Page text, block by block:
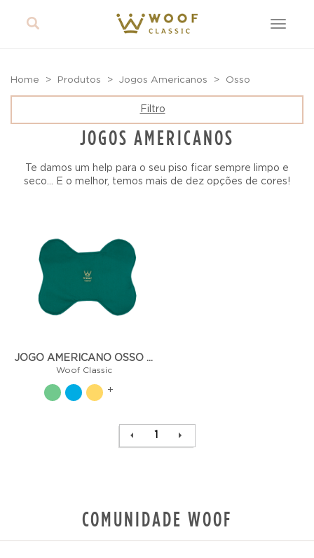
Toggle
Home Produtos Jogos Americanos Osso
Filtro
JOGOS AMERICANOS
Te damos um help para o seu piso ficar sempre limpo e
seco... E o melhor, temos mais de dez opções de cores!
JOGO AMERICANO OSSO SARJA
Woof Classic
+
COMUNIDADE WOOF